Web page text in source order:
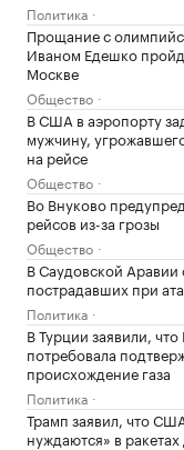
Политика
Прощание с
Иваном Едешко
Москве
Общество
В США в аэропорту
мужчину,
на рейсе
Общество
Во Внуково
рейсов из-за грозы
Общество
В Саудовской Аравии
пострадавших при
Политика
В Турции заявили, что
потребовала
происхождение газа
Политика
Трамп заявил, что
нуждаются» в